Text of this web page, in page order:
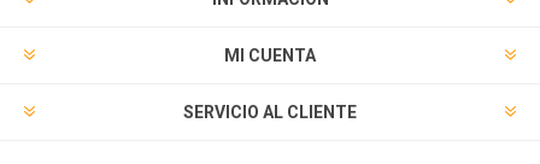
MI CUENTA
SERVICIO AL CLIENTE